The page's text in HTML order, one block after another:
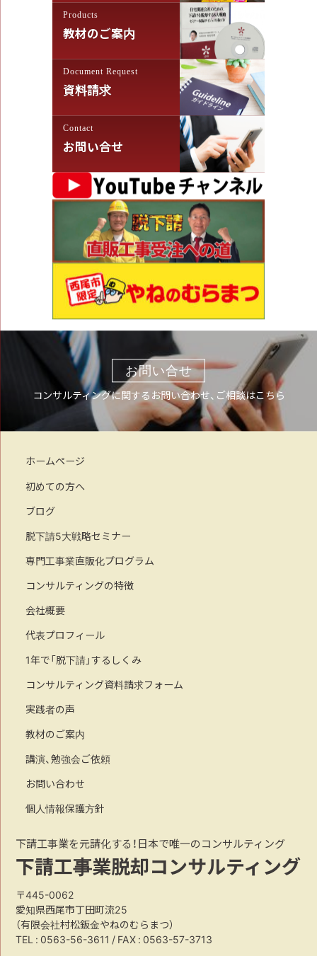
Products
教材のご案内
Document Request
資料請求
Contact
お問い合せ
お問い合せ
コンサルティングに関するお問い合わせ、ご相談はこちら
ホームページ
初めての方へ
ブログ
脱下請5大戦略セミナー
専門工事業直販化プログラム
コンサルティングの特徴
会社概要
代表プロフィール
1年で「脱下請」するしくみ
コンサルティング資料請求フォーム
実践者の声
教材のご案内
講演、勉強会ご依頼
お問い合わせ
個人情報保護方針
下請工事業を元請化する！日本で唯一のコンサルティング
下請工事業脱却コンサルティング
〒445-0062
愛知県西尾市丁田町流25
（有限会社村松鈑金やねのむらまつ）
TEL :0563-56-3611 / FAX : 0563-57-3713